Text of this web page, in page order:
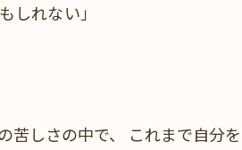
しれない」
しさの中で、 これまで自分を